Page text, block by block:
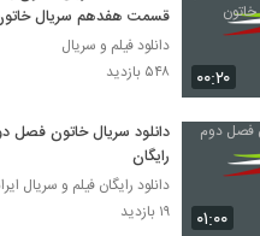
۰۰:۲۰
قسمت هفدهم سریال
دانلود فیلم و سریال
۵۴۸ بازدید
۰۱:۰۰
دانلود سریال خاتون فصل
رایگان
۱۹ بازدید